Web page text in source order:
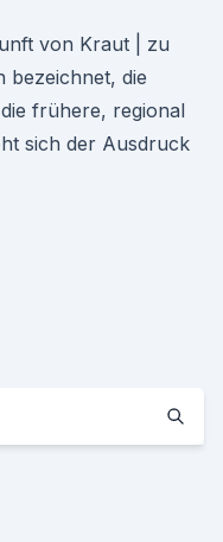
von Kraut | zu
bezeichnet, die
frühere, regional
sich der Ausdruck